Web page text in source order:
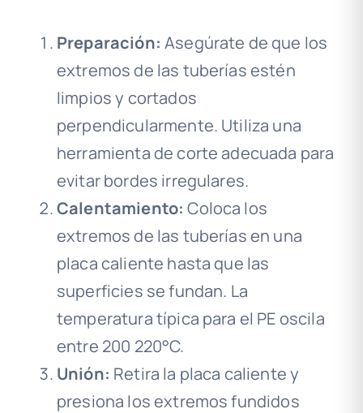
Preparación: Asegúrate de que los
extremos de las tuberías estén
limpios y cortados
perpendicularmente. Utiliza una
herramienta de corte adecuada para
evitar bordes irregulares.
Calentamiento: Coloca los
extremos de las tuberías en una
placa caliente hasta que las
superficies se fundan. La
temperatura típica para el PE oscila
entre 200 220°C.
Unión: Retira la placa caliente y
presiona los extremos fundidos